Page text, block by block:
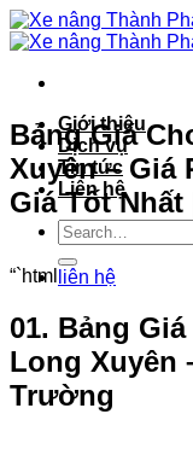
Bỏ
qua
dung
Giới thiệu
Dịch vụ
Tin tức
Liên hệ
liên hệ
Bảng Giá
Xuyên – Giá
Giá Tốt Nhất
“`html
01. Bảng
Long Xuyên
Trường